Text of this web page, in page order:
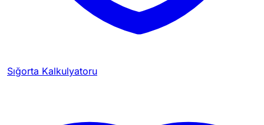
Sığorta Kalkulyatoru